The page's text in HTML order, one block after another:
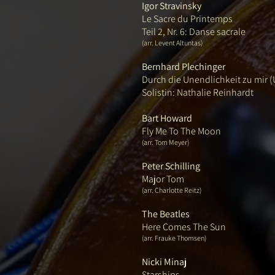
Igor Stravinsky
Le Sacre du Printemps
Teil 2, Nr. 6: Danse sacrale
(arr. Levent Altuntas)
Bernhard Plechinger
Durch die Unendlichkeit zu mir
Solistin: Nathalie Reinhardt
Bart Howard
Fly Me To The Moon
(arr. Tom Meyer)
Peter Schilling
Major Tom
(arr. Charlotte Reitz)
The Beatles
Here Comes The Sun
(arr. Frauke Thomsen)
Nicki Minaj